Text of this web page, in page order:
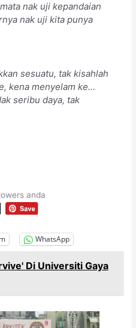
nak uji kepandaian
nak uji kita punya
sesuatu, tak kisahlah
kena menyelam ke…
seribu daya, tak
anda
WhatsApp
Di Universiti Gaya